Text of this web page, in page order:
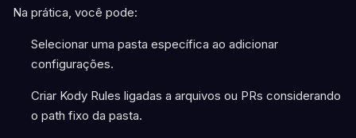
Na prática, você pode:
Selecionar uma pasta específica ao adicionar
configurações.
Criar Kody Rules ligadas a arquivos ou PRs considerando
o path fixo da pasta.